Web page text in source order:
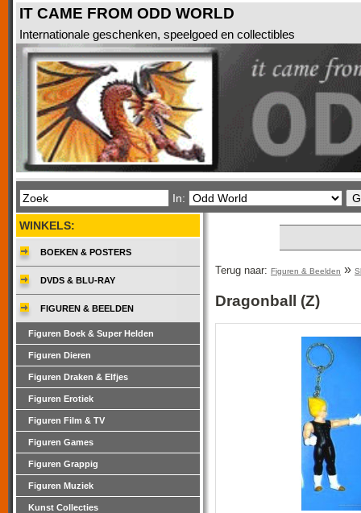
IT CAME FROM ODD WORLD
Internationale geschenken, speelgoed en collectibles
In:
Terug naar: Figuren & Beelden »
Dragonball (Z)
WINKELS:
BOEKEN & POSTERS
DVDS & BLU-RAY
FIGUREN & BEELDEN
Figuren Boek & Super Helden
Figuren Dieren
Figuren Draken & Elfjes
Figuren Erotiek
Figuren Film & TV
Figuren Games
Figuren Grappig
Figuren Muziek
Kunst Collecties